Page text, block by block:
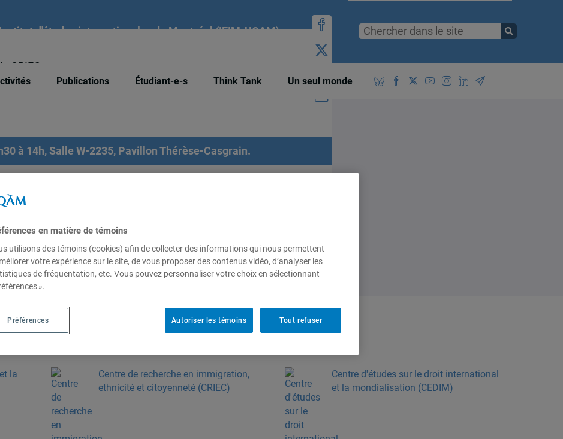
d'études internationales de Montréal (IEIM-UQAM)
Publications Étudiant-e-s Think Tank Un seul monde
CRIEC
– « Le droit colonial et le
à 14h, Salle W-2235, Pavillon Thérèse-Casgrain.
à l’Université d’Evry-Val-d’Essonne.
la
Centre de recherche en immigration,
ethnicité et citoyenneté (CRIEC)
Centre d'études sur le droit international
et la mondialisation (CEDIM)
en matière de témoins
utilisons des témoins (cookies) afin de collecter des informations qui nous permettent
votre expérience sur le site, de vous proposer des contenus vidéo, d’analyser les
de fréquentation, etc. Vous pouvez personnaliser votre choix en sélectionnant
».
Tout refuser
Autoriser les témoins
Préférences